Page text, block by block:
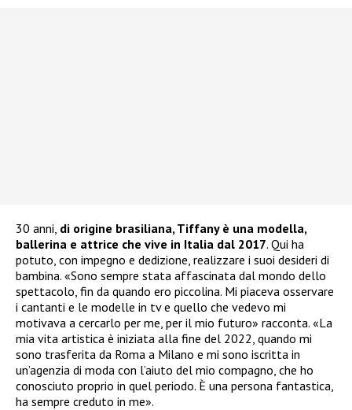
30 anni, di origine brasiliana, Tiffany è una modella,
ballerina e attrice che vive in Italia dal 2017. Qui ha
potuto, con impegno e dedizione, realizzare i suoi desideri di
bambina. «Sono sempre stata affascinata dal mondo dello
spettacolo, fin da quando ero piccolina. Mi piaceva osservare
i cantanti e le modelle in tv e quello che vedevo mi
motivava a cercarlo per me, per il mio futuro» racconta. «La
mia vita artistica è iniziata alla fine del 2022, quando mi
sono trasferita da Roma a Milano e mi sono iscritta in
un’agenzia di moda con l’aiuto del mio compagno, che ho
conosciuto proprio in quel periodo. È una persona fantastica,
ha sempre creduto in me».